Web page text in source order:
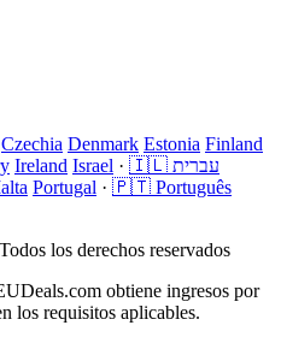
Czechia Denmark Estonia Finland
Ireland Israel ·
🇮🇱 עברית
Portugal · 🇵🇹 Português
los derechos reservados
obtiene ingresos por
los requisitos aplicables.